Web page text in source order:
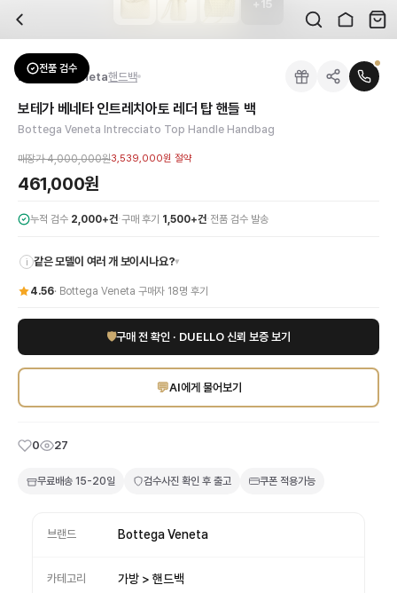
배송은 얼마나 걸리나요?
검수는 어떻게 진행되나요? 검수 사진을 받을 수 있나요?
전문 스태프가 실물 상품을 직접 확인한 후 검수 사진을 제공합니다. 가죽 재질,
교환이나 반품이 가능한가요?
수령 후 7일 이내 신청하시면 상품 하자, 사이즈 불일치, 고객 변심 모두 교환·반
쿠폰과 적립금을 함께 사용할 수 있나요?
네, 쿠폰과 적립금을 결제 시 함께 사용하실 수 있습니다. 적립금은 1,000원 이상
브랜드:
성별:여성
색상:옐로우
가격:461,000 원
보테가 베네타의 장인 정신이 깃든 인트레치아토 레더 탑 핸들 백으로 당신의 스
Bottega Veneta
보테가 베네타 인트레치아토 레더 탑 핸들 백
15
전품 검수
Bottega Veneta핸드백
보테가 베네타 인트레치아토 레더 탑 핸들 백
Bottega Veneta Intrecciato Top Handle Handbag
매장가4,000,000원3,539,000원 절약
461,000원
누적 검수 2,000+건·구매 후기 1,500+건· 전품 검수 발송
i 같은 모델이 여러 개 보이시나요?▾
4.56· Bottega Veneta 구매자 18명 후기
🛡구매 전 확인 · DUELLO 신뢰 보증 보기
💬AI에게 물어보기
0 27
무료배송 15-20일 검수사진 확인 후 출고 쿠폰 적용가능
브랜드 Bottega Veneta
카테고리 가방 > 핸드백